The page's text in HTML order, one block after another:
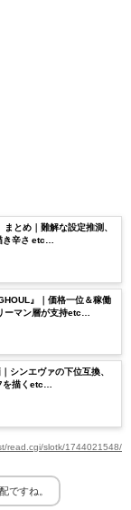
とめ｜難解な設定推測、
き辛さ etc…
』｜価格一位＆稼働
ーマン層が支持etc…
を描くetc…
read.cgi/slotk/1744021548/
ですね。